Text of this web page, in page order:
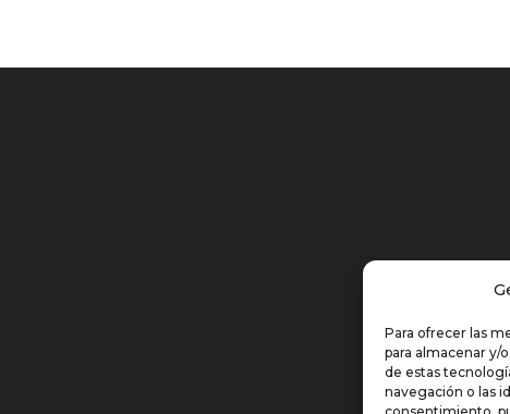
Para ofrecer las
para almacenar y/
de estas
navegación o las